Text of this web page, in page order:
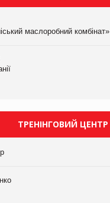
маслоробний комбінат»
ТРЕНІНГОВИЙ ЦЕНТР